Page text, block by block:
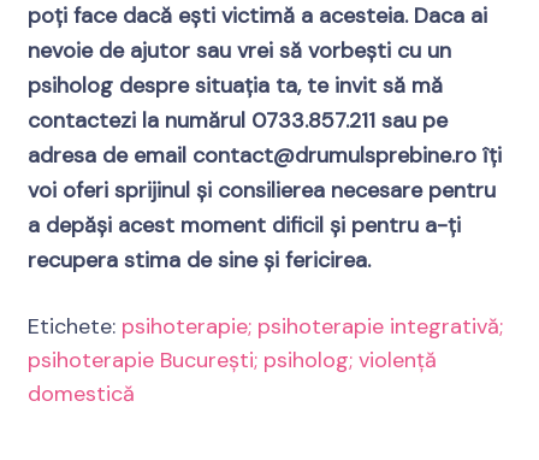
poți face dacă ești victimă a acesteia. Daca ai
nevoie de ajutor sau vrei să vorbești cu un
psiholog despre situația ta, te invit să mă
contactezi la numărul 0733.857.211 sau pe
adresa de email contact@drumulsprebine.ro îți
voi oferi sprijinul și consilierea necesare pentru
a depăși acest moment dificil și pentru a-ți
recupera stima de sine și fericirea.
Etichete: psihoterapie; psihoterapie integrativă;
psihoterapie București; psiholog; violență
domestică